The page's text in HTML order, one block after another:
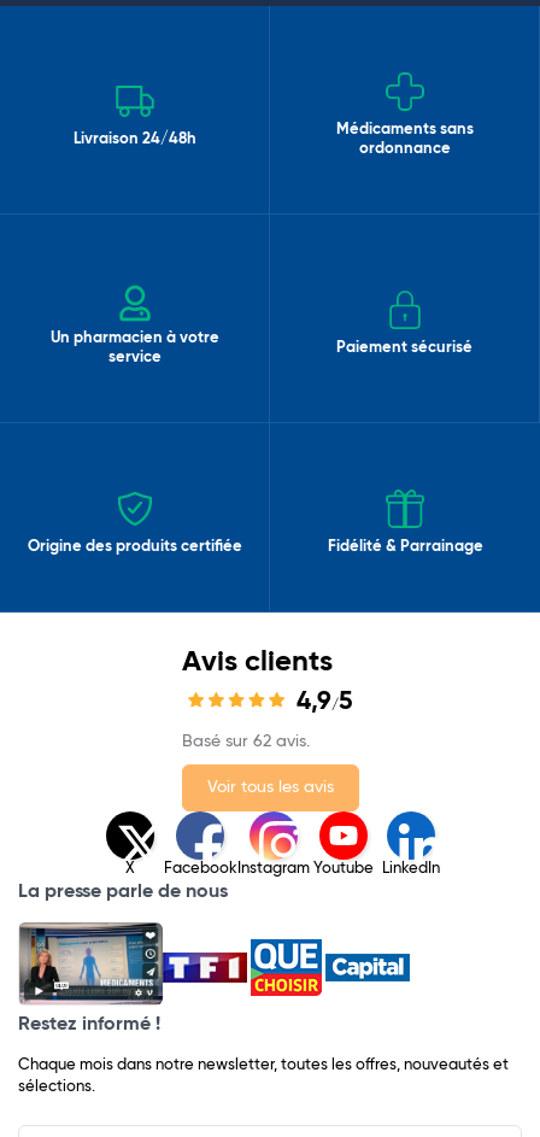
Livraison 24/48h
Médicaments sans
ordonnance
Un pharmacien à votre
service
Paiement sécurisé
Origine des produits certifiée Fidélité & Parrainage
Avis clients
4,9/5
Basé sur 62 avis.
Voir tous les avis
X Facebook Instagram Youtube LinkedIn
La presse parle de nous
Restez informé !
Chaque mois dans notre newsletter, toutes les offres, nouveautés et
sélections.
Input